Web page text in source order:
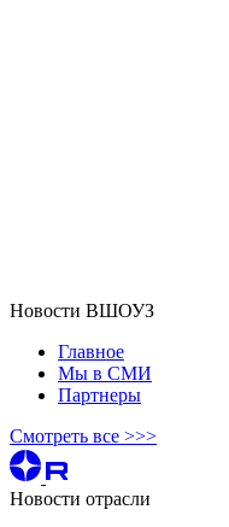
Новости ВШОУЗ
Главное
Мы в СМИ
Партнеры
Смотреть все >>>
Новости отрасли